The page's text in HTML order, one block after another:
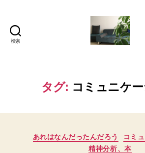
検索
美
(お
も
あ
み)
タグ: コミュニケ
カ
テ
あれはなんだったんだろう
コミ
精神分析、本